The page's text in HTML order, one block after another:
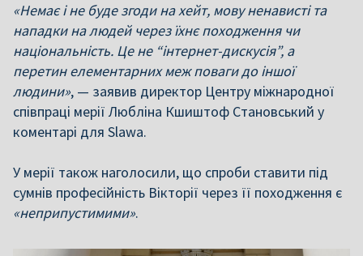
«Немає і не буде згоди на хейт, мову ненависті та
нападки на людей через їхнє походження чи
національність. Це не “інтернет-дискусія”, а
перетин елементарних меж поваги до іншої
людини», — заявив директор Центру міжнародної
співпраці мерії Любліна Кшиштоф Становський у
коментарі для Slawa.
У мерії також наголосили, що спроби ставити під
сумнів професійність Вікторії через її походження є
«неприпустимими».